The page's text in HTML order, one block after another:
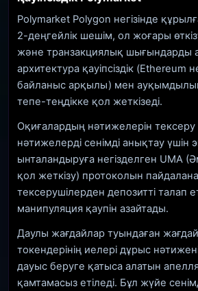
Polymarket Polygon негізінде
2-деңгейлік шешім, ол жоғары өткізу
және транзакциялық шығындарды
архитектура қауіпсіздік (Ethereum
байланыс арқылы) мен
тепе-теңдікке қол жеткізеді.
Оқиғалардың нәтижелерін тексеру
нәтижелерді сенімді анықтау үшін
ынталандыруға негізделген UMA
қол жеткізу) протоколын
тексерушілерден депозитті талап
манипуляция қаупін азайтады.
Даулы жағдайлар туындаған
токендерінің иелері дұрыс
дауыс беруге қатыса алатын
қамтамасыз етіледі. Бұл жүйе